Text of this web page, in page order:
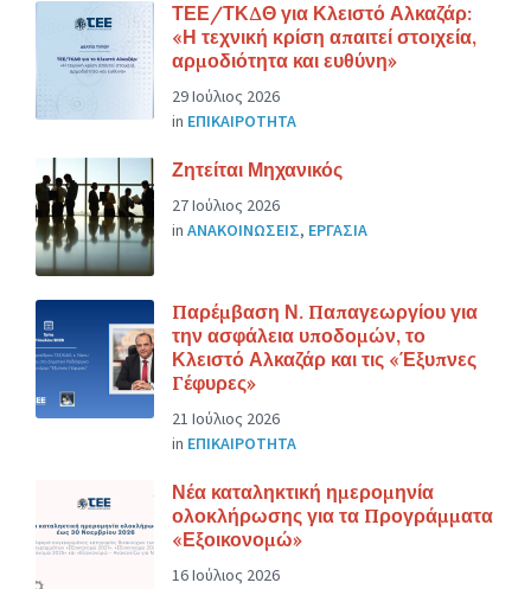
ΤΕΕ/ΤΚΔΘ για Κλειστό Αλκαζάρ:
«Η τεχνική κρίση απαιτεί στοιχεία,
αρμοδιότητα και ευθύνη»
29 Ιούλιος 2026
in ΕΠΙΚΑΙΡΟΤΗΤΑ
Ζητείται Μηχανικός
27 Ιούλιος 2026
in ΑΝΑΚΟΙΝΩΣΕΙΣ, ΕΡΓΑΣΙΑ
Παρέμβαση Ν. Παπαγεωργίου για
την ασφάλεια υποδομών, το
Κλειστό Αλκαζάρ και τις «Έξυπνες
Γέφυρες»
21 Ιούλιος 2026
in ΕΠΙΚΑΙΡΟΤΗΤΑ
Νέα καταληκτική ημερομηνία
ολοκλήρωσης για τα Προγράμματα
«Εξοικονομώ»
16 Ιούλιος 2026